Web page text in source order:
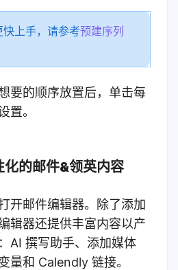
上手，请参考预建序列
要的顺序放置后，单击每
置。
的邮件&领英内容
开邮件编辑器。除了添加
辑器还提供丰富内容以产
AI 撰写助手、添加媒体
量和 Calendly 链接。